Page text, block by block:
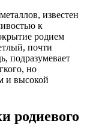
известен
к
родием
почти
подразумевает
но
и высокой
родиевого